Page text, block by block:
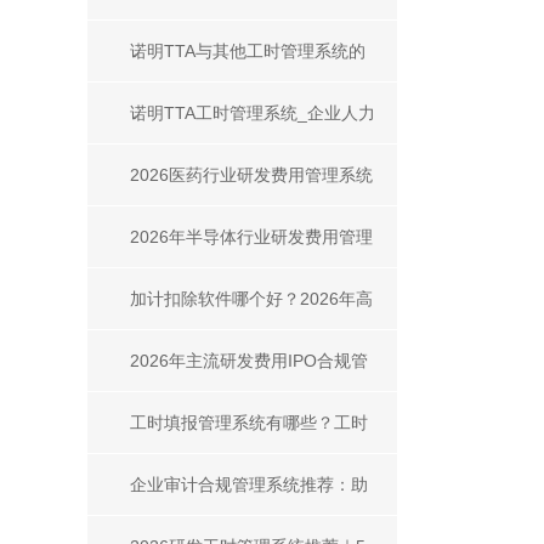
_工时填报系统填报方式全解析
诺明TTA与其他工时管理系统的
异同深度解析
诺明TTA工时管理系统_企业人力
成本管控_合规审计一体化解决方
案
2026医药行业研发费用管理系统
对比 主流产品测评+选型指南
2026年半导体行业研发费用管理
系统对比
加计扣除软件哪个好？2026年高
适配选型指南
2026年主流研发费用IPO合规管
理系统选型指南
工时填报管理系统有哪些？工时
填报系统推荐｜高性价比选型指
企业审计合规管理系统推荐：助